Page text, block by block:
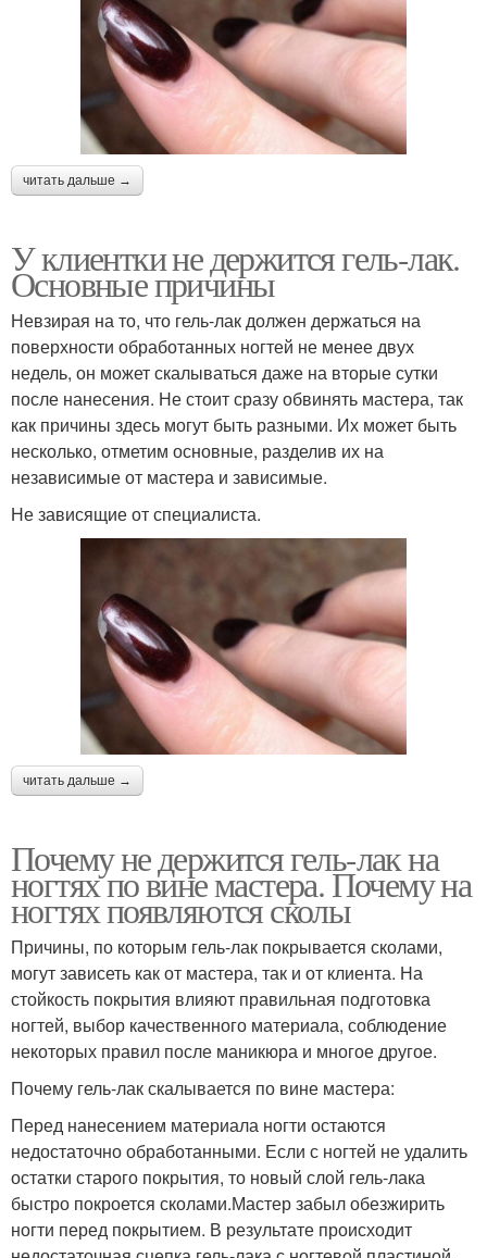
читать дальше →
У клиентки не держится гель-лак.
Основные причины
Невзирая на то, что гель-лак должен держаться на
поверхности обработанных ногтей не менее двух
недель, он может скалываться даже на вторые сутки
после нанесения. Не стоит сразу обвинять мастера, так
как причины здесь могут быть разными. Их может быть
несколько, отметим основные, разделив их на
независимые от мастера и зависимые.
Не зависящие от специалиста.
читать дальше →
Почему не держится гель-лак на
ногтях по вине мастера. Почему на
ногтях появляются сколы
Причины, по которым гель-лак покрывается сколами,
могут зависеть как от мастера, так и от клиента. На
стойкость покрытия влияют правильная подготовка
ногтей, выбор качественного материала, соблюдение
некоторых правил после маникюра и многое другое.
Почему гель-лак скалывается по вине мастера:
Перед нанесением материала ногти остаются
недостаточно обработанными. Если с ногтей не удалить
остатки старого покрытия, то новый слой гель-лака
быстро покроется сколами.Мастер забыл обезжирить
ногти перед покрытием. В результате происходит